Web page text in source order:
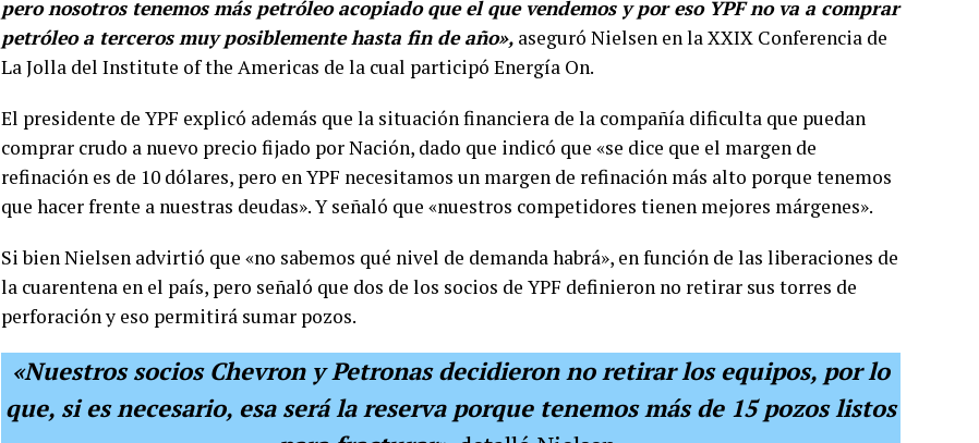
pero nosotros tenemos más petróleo acopiado que el que vendemos y por eso YPF no va a comprar
petróleo a terceros muy posiblemente hasta fin de año», aseguró Nielsen en la XXIX Conferencia de
La Jolla del Institute of the Americas de la cual participó Energía On.
El presidente de YPF explicó además que la situación financiera de la compañía dificulta que puedan
comprar crudo a nuevo precio fijado por Nación, dado que indicó que «se dice que el margen de
refinación es de 10 dólares, pero en YPF necesitamos un margen de refinación más alto porque tenemos
que hacer frente a nuestras deudas». Y señaló que «nuestros competidores tienen mejores márgenes».
Si bien Nielsen advirtió que «no sabemos qué nivel de demanda habrá», en función de las liberaciones de
la cuarentena en el país, pero señaló que dos de los socios de YPF definieron no retirar sus torres de
perforación y eso permitirá sumar pozos.
«Nuestros socios Chevron y Petronas decidieron no retirar los equipos, por lo
que, si es necesario, esa será la reserva porque tenemos más de 15 pozos listos